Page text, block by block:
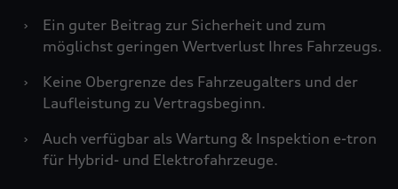
›
Ein guter Beitrag zur Sicherheit und zum
möglichst geringen Wertverlust Ihres Fahrzeugs.
›
Keine Obergrenze des Fahrzeugalters und der
Laufleistung zu Vertragsbeginn.
›
Auch verfügbar als Wartung & Inspektion e-tron
für Hybrid- und Elektrofahrzeuge.